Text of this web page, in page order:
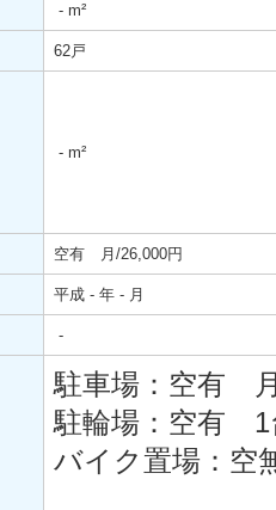
- m²
62戸
- m²
空有 月/26,000円
平成 - 年 - 月
-
駐車場：空有
駐輪場：空有 1
バイク置場：